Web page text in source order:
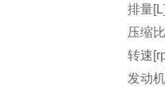
排量
压缩比
转速
发动